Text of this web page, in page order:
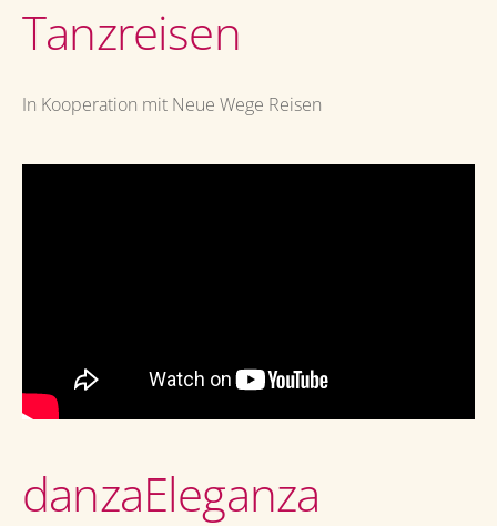
Tanzreisen
In Kooperation mit Neue Wege Reisen
danzaEleganza